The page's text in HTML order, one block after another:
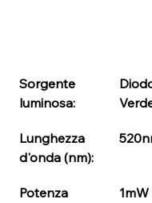
Sorgente
luminosa:
Lunghezza
d'onda (nm):
Potenza